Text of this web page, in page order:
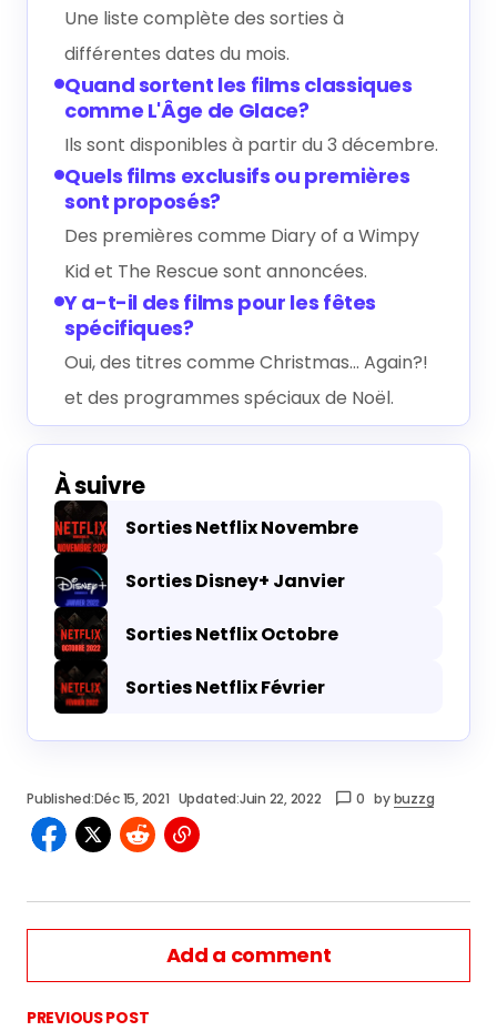
Une liste complète des sorties à
différentes dates du mois.
Quand sortent les films classiques
comme L'Âge de Glace?
Ils sont disponibles à partir du 3 décembre.
Quels films exclusifs ou premières
sont proposés?
Des premières comme Diary of a Wimpy
Kid et The Rescue sont annoncées.
Y a-t-il des films pour les fêtes
spécifiques?
Oui, des titres comme Christmas... Again?!
et des programmes spéciaux de Noël.
À suivre
Sorties Netflix Novembre
Sorties Disney+ Janvier
Sorties Netflix Octobre
Sorties Netflix Février
Published:Déc 15, 2021 Updated:Juin 22, 2022 0 bybuzzg
Add a comment
PREVIOUS POST